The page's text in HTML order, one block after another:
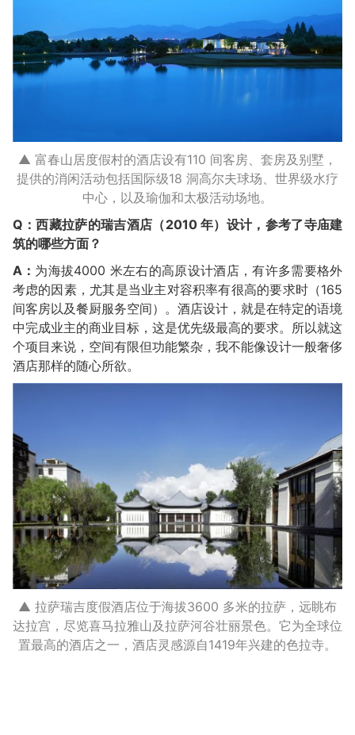
▲ 富春山居度假村的酒店设有110 间客房、套房及别墅，
提供的消闲活动包括国际级18 洞高尔夫球场、世界级水疗
中心，以及瑜伽和太极活动场地。
Q：西藏拉萨的瑞吉酒店（2010 年）设计，参考了寺庙建
筑的哪些方面？
A： 为海拔4000 米左右的高原设计酒店，有许多需要格外
考虑的因素，尤其是当业主对容积率有很高的要求时（165
间客房以及餐厨服务空间）。酒店设计，就是在特定的语境
中完成业主的商业目标，这是优先级最高的要求。所以就这
个项目来说，空间有限但功能繁杂，我不能像设计一般奢侈
酒店那样的随心所欲。
▲ 拉萨瑞吉度假酒店位于海拔3600 多米的拉萨，远眺布
达拉宫，尽览喜马拉雅山及拉萨河谷壮丽景色。它为全球位
置最高的酒店之一，酒店灵感源自1419年兴建的色拉寺。